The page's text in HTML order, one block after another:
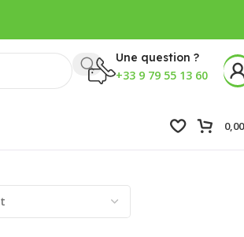
Une question ?
+33 9 79 55 13 60